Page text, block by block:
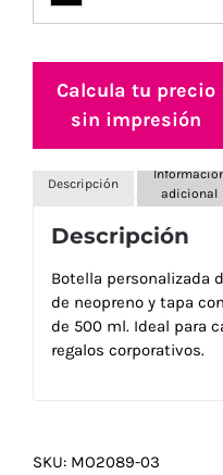
Calcula tu precio
sin impresión
Descripción
adicional
Descripción
Botella personalizada
de neopreno y tapa
de 500 ml. Ideal para
regalos corporativos.
SKU: MO2089-03